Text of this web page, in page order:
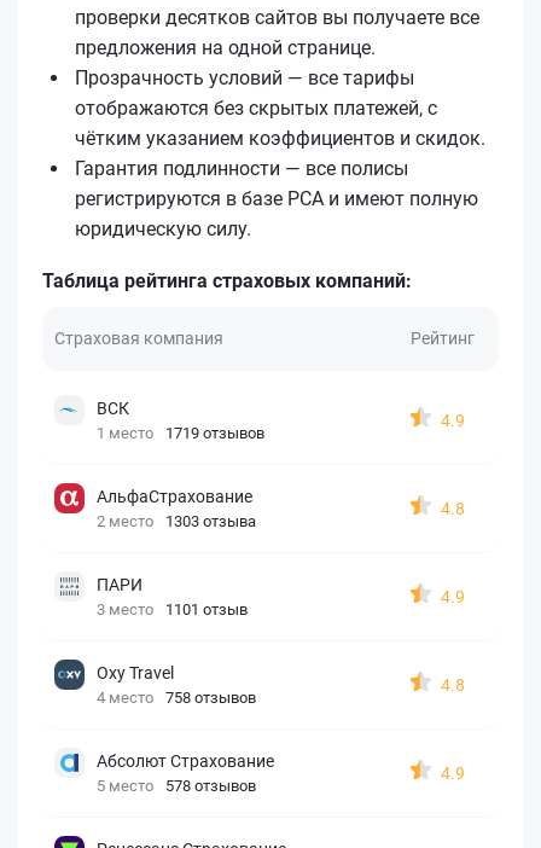
проверки десятков сайтов вы получаете все
предложения на одной странице.
Прозрачность условий — все тарифы
отображаются без скрытых платежей, с
чётким указанием коэффициентов и скидок.
Гарантия подлинности — все полисы
регистрируются в базе РСА и имеют полную
юридическую силу.
Таблица рейтинга страховых компаний:
Страховая компания Рейтинг
ВСК
1 место 1719 отзывов
4.9
АльфаСтрахование
2 место 1303 отзыва
4.8
ПАРИ
3 место 1101 отзыв
4.9
Oxy Travel
4 место 758 отзывов
4.8
Абсолют Страхование
5 место 578 отзывов
4.9